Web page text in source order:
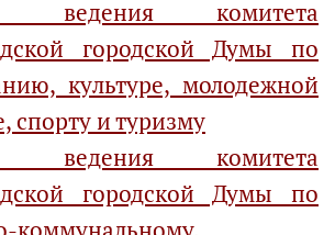
ведения комитета
городской Думы по
культуре, молодежной
спорту и туризму
ведения комитета
городской Думы по